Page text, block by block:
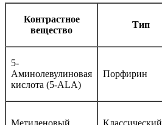
Контрастное
вещество
Тип
5-
Аминолевулиновая
кислота (5-ALA)
Порфирин
Метиленовый Классический